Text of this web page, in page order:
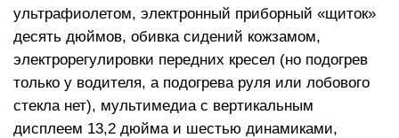
ультрафиолетом, электронный приборный «щиток»
десять дюймов, обивка сидений кожзамом,
электрорегулировки передних кресел (но подогрев
только у водителя, а подогрева руля или лобового
стекла нет), мультимедиа с вертикальным
дисплеем 13,2 дюйма и шестью динамиками,